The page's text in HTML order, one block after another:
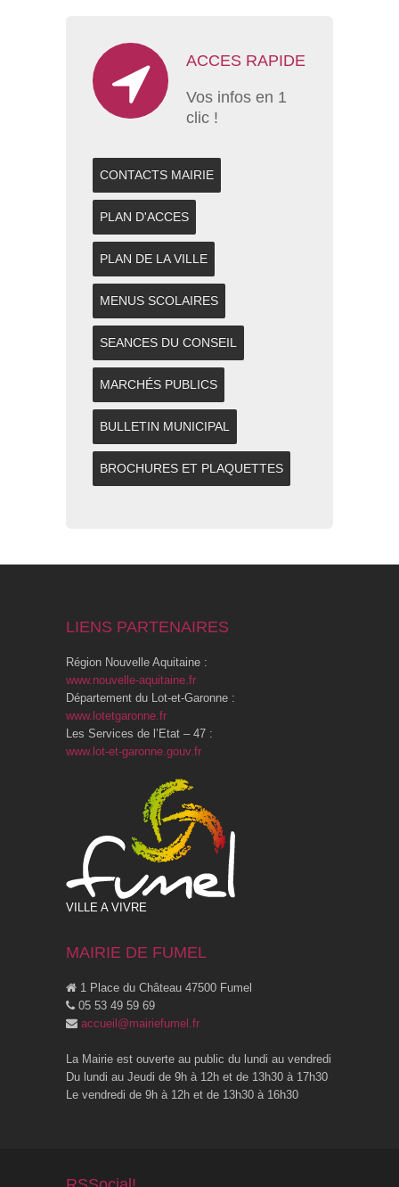
ACCES RAPIDE
Vos infos en 1
clic !
CONTACTS MAIRIE
PLAN D'ACCES
PLAN DE LA VILLE
MENUS SCOLAIRES
SEANCES DU CONSEIL
MARCHÉS PUBLICS
BULLETIN MUNICIPAL
BROCHURES ET PLAQUETTES
LIENS PARTENAIRES
Région Nouvelle Aquitaine :
www.nouvelle-aquitaine.fr
Département du Lot-et-Garonne :
www.lotetgaronne.fr
Les Services de l’Etat – 47 :
www.lot-et-garonne.gouv.fr
VILLE A VIVRE
MAIRIE DE FUMEL
1 Place du Château 47500 Fumel
05 53 49 59 69
accueil@mairiefumel.fr
La Mairie est ouverte au public du lundi au vendredi
Du lundi au Jeudi de 9h à 12h et de 13h30 à 17h30
Le vendredi de 9h à 12h et de 13h30 à 16h30